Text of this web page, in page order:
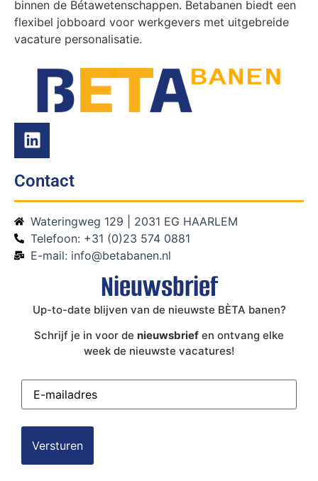
binnen de Bétawetenschappen. Betabanen biedt een
flexibel jobboard voor werkgevers met uitgebreide
vacature personalisatie.
Contact
Wateringweg 129 | 2031 EG HAARLEM
Telefoon: +31 (0)23 574 0881
E-mail: info@betabanen.nl
Nieuwsbrief
Up-to-date blijven van de nieuwste BÈTA banen?
Schrijf je in voor de nieuwsbrief en ontvang elke
week de nieuwste vacatures!
E-
mailadres(Vereist)